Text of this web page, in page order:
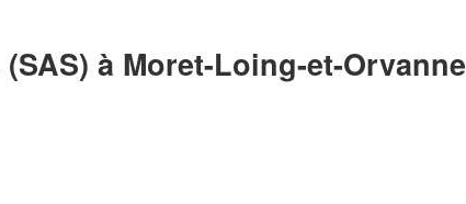
à Moret-Loing-et-Orvanne